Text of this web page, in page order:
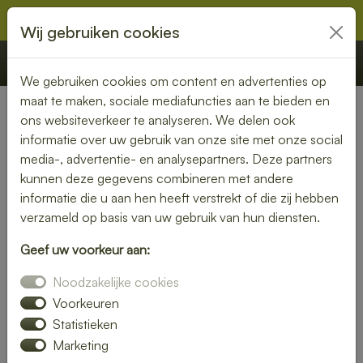
€ 0,00 Offerte Bestellen
Nederland» Stitswerd
Verse lunch laten bezorgen in
Stitswerd – geniet zonder
zorgen
bezorgservice in Stitswerd. Van knapperige broodjes tot
kleurrijke salades – wij bezorgen jouw favoriete
lunchgerechten precies wanneer jij het nodig hebt. Ideaal
voor thuis, op kantoor of tijdens een vergadering.
Wij gebruiken cookies
We gebruiken cookies om content en advertenties op
maat te maken, sociale mediafuncties aan te bieden en
ons websiteverkeer te analyseren. We delen ook
informatie over uw gebruik van onze site met onze social
media-, advertentie- en analysepartners. Deze partners
kunnen deze gegevens combineren met andere
informatie die u aan hen heeft verstrekt of die zij hebben
verzameld op basis van uw gebruik van hun diensten.
Geef uw voorkeur aan:
Noodzakelijke cookies
Voorkeuren
Statistieken
Marketing